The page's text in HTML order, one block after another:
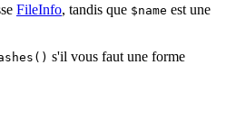
FileInfo, tandis que $name est une
s'il vous faut une forme